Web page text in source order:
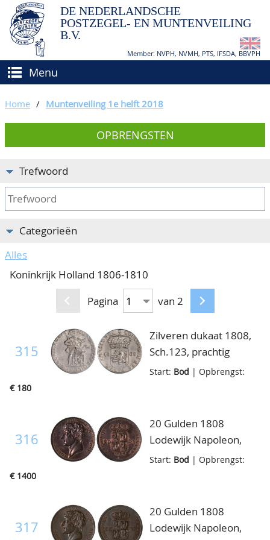
DE NEDERLANDSCHE
POSTZEGEL- EN MUNTENVEILING
B.V.
Member: NVPH, NVMH, PTS, IFSDA, BBVPH
Menu
(VER)KOPEN
Hoe verkopen?
Hoe kopen?
Voorwaarden
BIEDEN
TAXATIES
CATALOGI/OPBRENGSTEN
AGENDA
Ons Team
80 jarig bestaan
Home / Muntenveiling 1e helft 2018
OPBRENGSTEN
Trefwoord
Categorieën
Alles
Koninkrijk Holland 1806-1810
Pagina
van 2
315
Zilveren dukaat 1808,
Sch.123, prachtig
Start: Bod | Opbrengst:
€ 180
316
20 Gulden 1808
Lodewijk Napoleon,
afslag in brons,
omschrift
LODEW.NAP.KON.VAN
Start: Bod | Opbrengst:
€ 1400
317
20 Gulden 1808
Lodewijk Napoleon,